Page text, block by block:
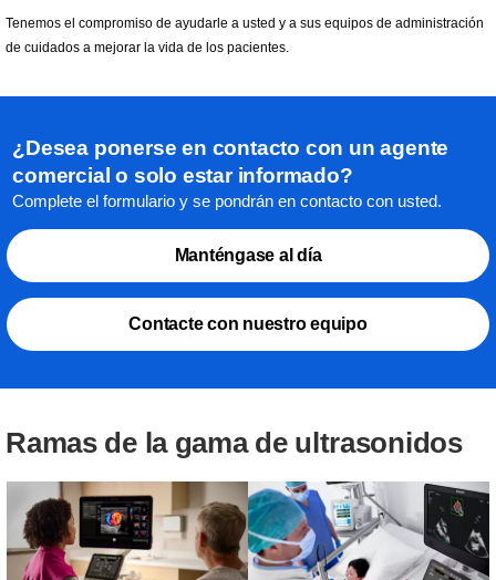
Tenemos el compromiso de ayudarle a usted y a sus equipos de administración
de cuidados a mejorar la vida de los pacientes.
¿Desea ponerse en contacto con un agente
comercial o solo estar informado?
Complete el formulario y se pondrán en contacto con usted.
Manténgase al día
Contacte con nuestro equipo
Ramas de la gama de ultrasonidos